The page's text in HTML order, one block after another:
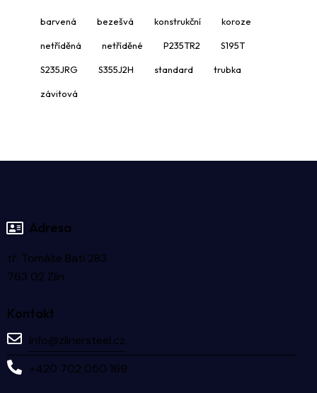
barvená bezešvá konstrukční koroze
netříděná netříděné P235TR2 S195T
S235JRG S355J2H standard trubka
závitová
Adresa
tř. Tomáše Bati 283
763 02 Zlín
Kontakt
info@zlinersteel.cz
+420 702 050 169